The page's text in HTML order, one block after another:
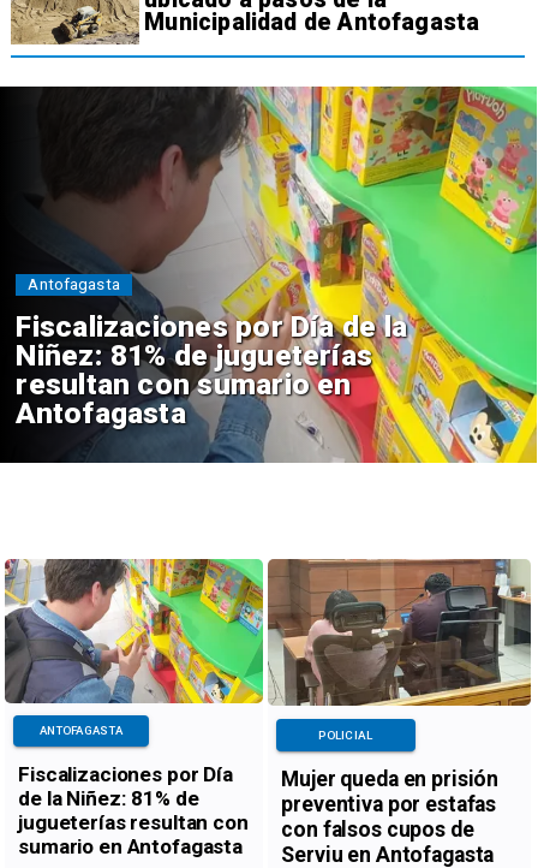
Municipalidad de Antofagasta
Fiscalizaciones por Día de la
Niñez: 81% de jugueterías
resultan con sumario en
Antofagasta
Antofagasta
Fiscalizaciones por Día
de la Niñez: 81% de
jugueterías resultan con
sumario en Antofagasta
ANTOFAGASTA
Mujer queda en prisión
preventiva por estafas
con falsos cupos de
Serviu en Antofagasta
POLICIAL